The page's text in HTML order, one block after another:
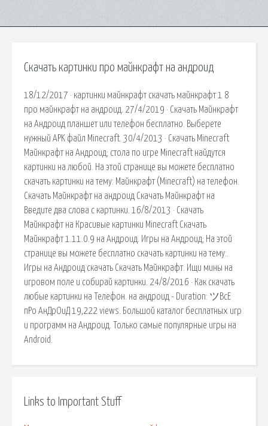
Скачать картинки про майнкрафт на андроид
18/12/2017 · картинки майнкрафт скачать майнкрафт 1 8
про майнкрафт на андроид. 27/4/2019 · Скачать Майнкрафт
на Андроид планшет или телефон бесплатно. Выберете
нужный APK файл Minecraft. 30/4/2013 · Скачать Minecraft
Майнкрафт на Андроид; стола по игре Minecraft найдутся
картинки на любой. На этой странице вы можете бесплатно
скачать картинки на тему: Майнкрафт (Minecraft) на телефон.
Скачать Майнкрафт на андроид Скачать Майнкрафт на
Введите два слова с картинки. 16/8/2013 · Скачать
Майнкрафт на Красивые картинки Minecraft Скачать
Майнкрафт 1.11.0.9 на Андроид. Игры на Андроид; На этой
странице вы можете бесплатно скачать картинки на тему:.
Игры на Андроид скачать Скачать Майнкрафт. Ищи мины на
игровом поле и собирай картинки. 24/8/2016 · Как скачать
любые картинки на Телефон. на андроид - Duration: ツВсЕ
пРо АнДрОиД 19,222 views. Большой каталог бесплатных игр
и программ на Андроид. Только самые популярные игры на
Android.
Links to Important Stuff